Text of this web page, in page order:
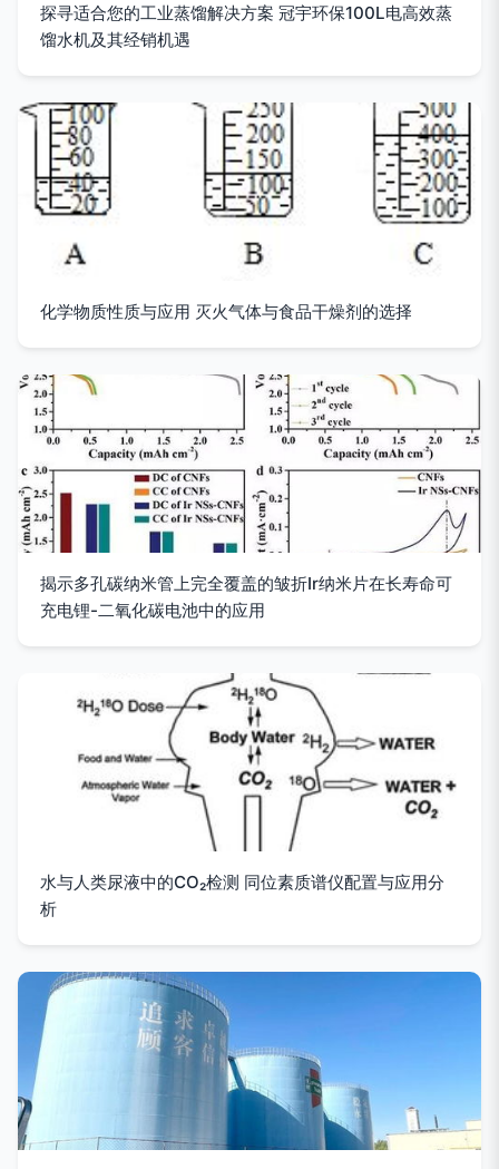
探寻适合您的工业蒸馏解决方案 冠宇环保100L电高效蒸
馏水机及其经销机遇
化学物质性质与应用 灭火气体与食品干燥剂的选择
揭示多孔碳纳米管上完全覆盖的皱折Ir纳米片在长寿命可
充电锂-二氧化碳电池中的应用
水与人类尿液中的CO₂检测 同位素质谱仪配置与应用分
析